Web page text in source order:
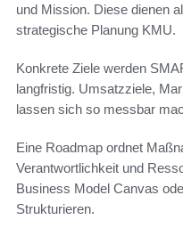
und Mission. Diese dienen
strategische Planung KMU.
Konkrete Ziele werden
langfristig. Umsatzziele,
lassen sich so messbar
Eine Roadmap ordnet
Verantwortlichkeit und
Business Model Canvas
Strukturieren.